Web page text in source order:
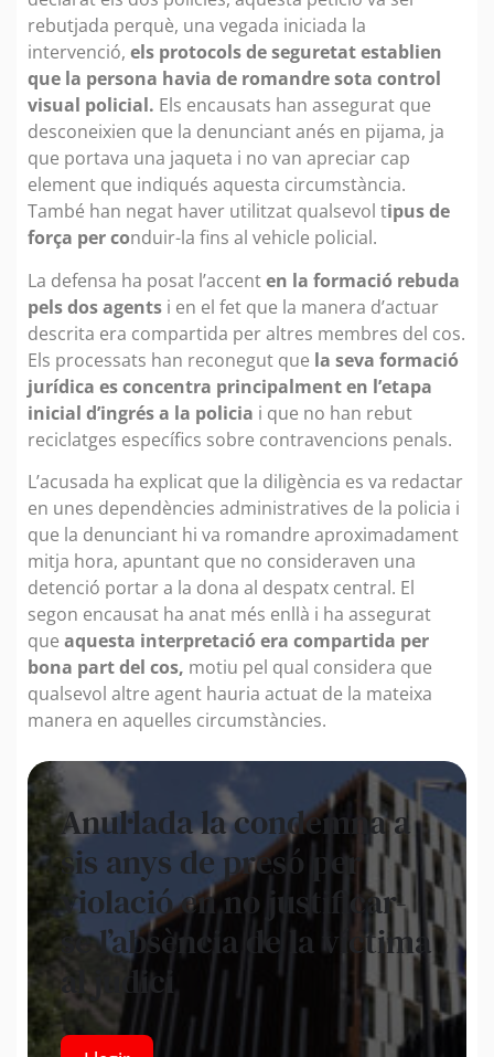
rebutjada perquè, una vegada iniciada la
intervenció, els protocols de seguretat establien
que la persona havia de romandre sota control
visual policial. Els encausats han assegurat que
desconeixien que la denunciant anés en pijama, ja
que portava una jaqueta i no van apreciar cap
element que indiqués aquesta circumstància.
També han negat haver utilitzat qualsevol tipus de
força per conduir-la fins al vehicle policial.
La defensa ha posat l’accenten la formació rebuda
pels dos agents i en el fet que la manera d’actuar
descrita era compartida per altres membres del cos.
Els processats han reconegut que la seva formació
jurídica es concentra principalment en l’etapa
inicial d’ingrés a la policia i que no han rebut
reciclatges específics sobre contravencions penals.
L’acusada ha explicat que la diligència es va redactar
en unes dependències administratives de la policia i
que la denunciant hi va romandre aproximadament
mitja hora, apuntant que no consideraven una
detenció portar a la dona al despatx central. El
segon encausat ha anat més enllà i ha assegurat
que aquesta interpretació era compartida per
bona part del cos, motiu pel qual considera que
qualsevol altre agent hauria actuat de la mateixa
manera en aquelles circumstàncies.
Anul·lada la condemna a
sis anys de presó per
violació en no justificar-
se l’absència de la víctima
al judici